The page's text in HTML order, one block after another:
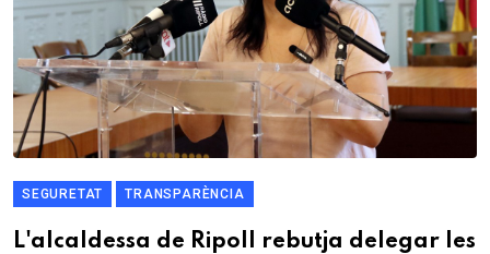
SEGURETAT TRANSPARÈNCIA
L'alcaldessa de Ripoll rebutja delegar les